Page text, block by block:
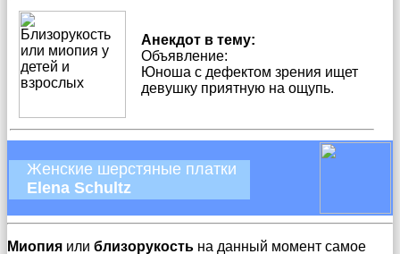
Анекдот в тему:
Объявление:
Юноша с дефектом зрения ищет
девушку приятную на ощупь.
Женские шерстяные платки
Elena Schultz
Миопия или близорукость на данный момент самое